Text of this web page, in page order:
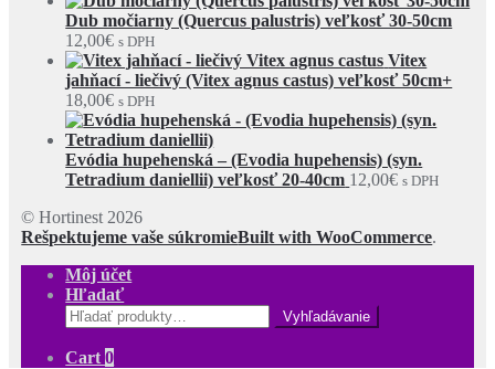
Dub močiarny (Quercus palustris) veľkosť 30-50cm
12,00€ s DPH
Vitex
jahňací - liečivý (Vitex agnus castus) veľkosť 50cm+
18,00€ s DPH
Evódia hupehenská – (Evodia hupehensis) (syn.
Tetradium daniellii) veľkosť 20-40cm 12,00€ s DPH
© Hortinest 2026
Rešpektujeme vaše súkromieBuilt with WooCommerce.
Môj účet
Hľadať
Hľadať:
Cart0